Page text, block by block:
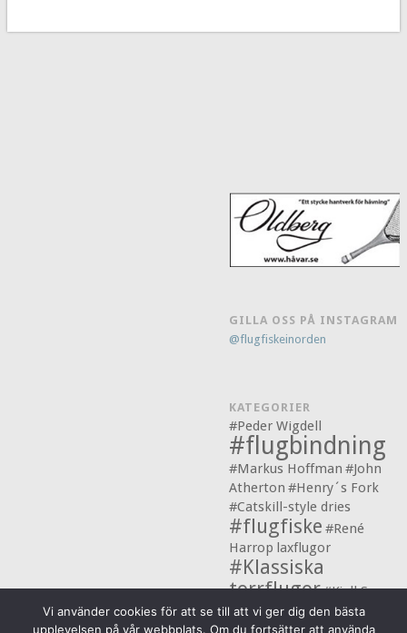
GILLA OSS PÅ INSTAGRAM
@flugfiskeinorden
KATEGORIER
#Peder Wigdell
#flugbindning
#Markus Hoffman #John
Atherton #Henry´s Fork
#Catskill-style dries
#flugfiske #René
Harrop laxflugor
#Klassiska
torrflugor#Kjell S.
Rakkenes
Vi använder cookies för att se till att vi ger dig den bästa
upplevelsen på vår webbplats. Om du fortsätter att använda